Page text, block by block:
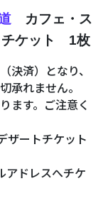
カフェ・ス
チケット 1枚
済）となり、
承れません。
ます。ご注意く
ザートチケット
アドレスへチケ